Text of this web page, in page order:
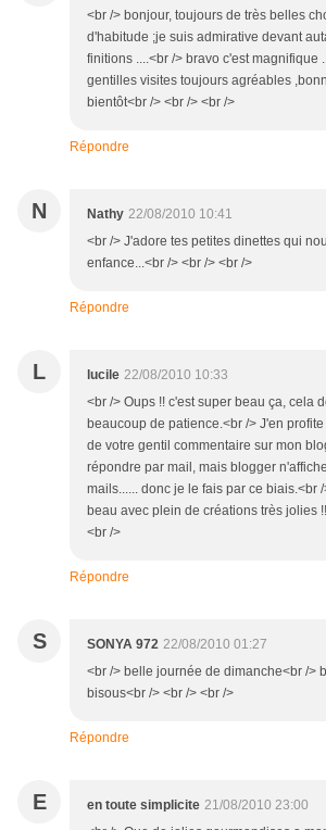
<br /> bonjour, toujours de très belles
d'habitude ;je suis admirative devant
finitions ....<br /> bravo c'est magnifique
gentilles visites toujours agréables
bientôt<br /> <br /> <br />
Répondre
N Nathy 22/08/2010 10:41
<br /> J'adore tes petites dinettes qui
enfance...<br /> <br /> <br />
Répondre
L lucile 22/08/2010 10:33
<br /> Oups !! c'est super beau ça, cela
beaucoup de patience.<br /> J'en
de votre gentil commentaire sur mon
répondre par mail, mais blogger
mails...... donc je le fais par ce biais.<br
beau avec plein de créations très jolies
<br />
Répondre
S SONYA 972 22/08/2010 01:27
<br /> belle journée de dimanche<br />
bisous<br /> <br /> <br />
Répondre
E en toute simplicite 21/08/2010 23:00